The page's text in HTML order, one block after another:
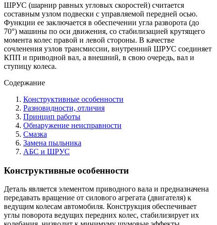
ШРУС (шарнир равных угловых скоростей) считается
составным узлом подвески с управляемой передней осью.
Функции ее заключается в обеспечении угла разворота (до
70°) машины по оси движения, со стабилизацией крутящего
момента колес правой и левой стороны. В качестве
сочленения узлов трансмиссии, внутренний ШРУС соединяет
КПП и приводной вал, а внешний, в свою очередь, вал и
ступицу колеса.
Содержание
Конструктивные особенности
Разновидности, отличия
Принцип работы
Обнаружение неисправности
Смазка
Замена пыльника
АБС и ШРУС
Конструктивные особенности
Деталь является элементом приводного вала и предназначена
передавать вращение от силового агрегата (двигателя) к
ведущим колесам автомобиля. Конструкция обеспечивает
углы поворота ведущих передних колес, стабилизирует их